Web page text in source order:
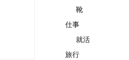
靴
仕事
就活
旅行